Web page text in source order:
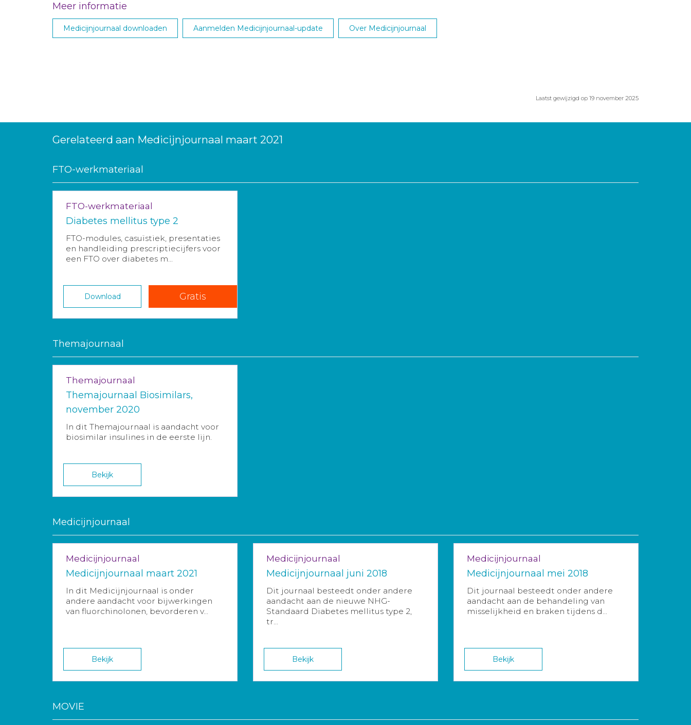
Meer informatie
Medicijnjournaal downloaden Aanmelden Medicijnjournaal-update Over Medicijnjournaal
Laatst gewijzigd op 19 november 2025
Gerelateerd aan Medicijnjournaal maart 2021
FTO-werkmateriaal
FTO-werkmateriaal
Diabetes mellitus type 2
FTO-modules, casuïstiek, presentaties
en handleiding prescriptiecijfers voor
een FTO over diabetes m...
Download Gratis
Themajournaal
Themajournaal
Themajournaal Biosimilars,
november 2020
In dit Themajournaal is aandacht voor
biosimilar insulines in de eerste lijn.
Bekijk
Medicijnjournaal
Medicijnjournaal
Medicijnjournaal maart 2021
In dit Medicijnjournaal is onder
andere aandacht voor bijwerkingen
van fluorchinolonen, bevorderen v...
Bekijk
Medicijnjournaal
Medicijnjournaal juni 2018
Dit journaal besteedt onder andere
aandacht aan de nieuwe NHG-
Standaard Diabetes mellitus type 2,
tr...
Bekijk
Medicijnjournaal
Medicijnjournaal mei 2018
Dit journaal besteedt onder andere
aandacht aan de behandeling van
misselijkheid en braken tijdens d...
Bekijk
MOVIE